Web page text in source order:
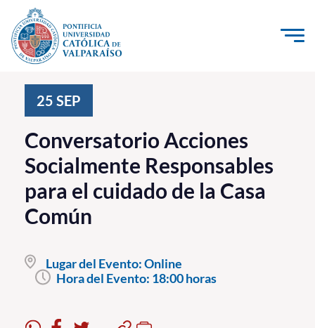
Click acá para ir directamente al contenido
Investigación, Creación e Innovación
PUCV Internacional
Vinculación con el Medio
Admisión
Pregrado
Postgrado
25 SEP
Conversatorio Acciones
Socialmente Responsables
para el cuidado de la Casa
Común
Lugar del Evento:Online
Hora del Evento: 18:00 horas